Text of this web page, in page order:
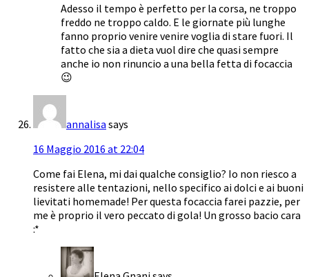
Adesso il tempo è perfetto per la corsa, ne troppo
freddo ne troppo caldo. E le giornate più lunghe
fanno proprio venire venire voglia di stare fuori. Il
fatto che sia a dieta vuol dire che quasi sempre
anche io non rinuncio a una bella fetta di focaccia
😉
annalisa says
16 Maggio 2016 at 22:04
Come fai Elena, mi dai qualche consiglio? Io non riesco a
resistere alle tentazioni, nello specifico ai dolci e ai buoni
lievitati homemade! Per questa focaccia farei pazzie, per
me è proprio il vero peccato di gola! Un grosso bacio cara
:*